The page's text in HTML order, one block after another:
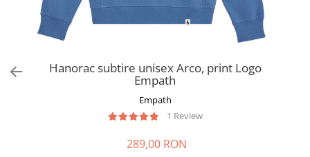
Hanorac subtire unisex Arco, print Logo
Empath
Empath
1 Review
289,00 RON